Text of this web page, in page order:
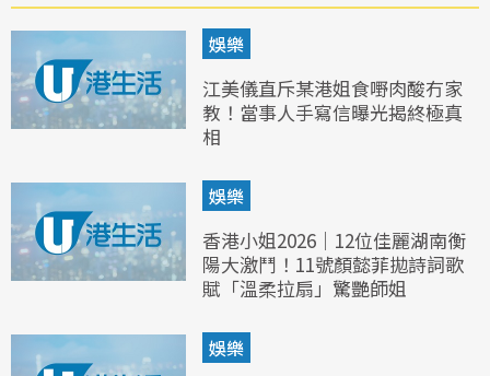
娛樂
江美儀直斥某港姐食嘢肉酸冇家
教！當事人手寫信曝光揭終極真
相
娛樂
香港小姐2026｜12位佳麗湖南衡
陽大激鬥！11號顏懿菲拋詩詞歌
賦「溫柔拉扇」驚艷師姐
娛樂